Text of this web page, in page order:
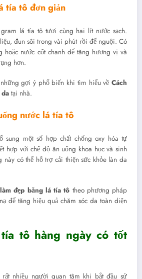
tía tô đơn giản
lá tía tô tươi cùng hai lít nước sạch.
đun sôi trong vài phút rồi để nguội. Có
hoặc nước cốt chanh để tăng hương vị và
hơn.
gợi ý phổ biến khi tìm hiểu về Cách
tại nhà.
nước lá tía tô
một số hợp chất chống oxy hóa tự
hợp với chế độ ăn uống khoa học và sinh
này có thể hỗ trợ cải thiện sức khỏe làn da
làm đẹp bằng lá tía tô theo phương pháp
để tăng hiệu quả chăm sóc da toàn diện
tô hàng ngày có tốt
nhiều người quan tâm khi bắt đầu sử